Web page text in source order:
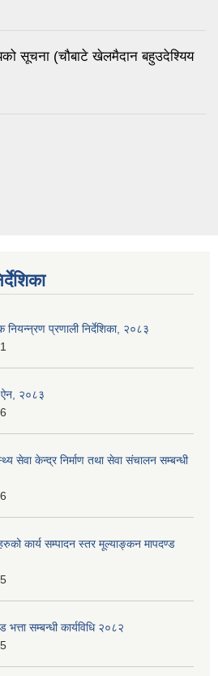
सूचना (चौबाटे खेलमैदान बहुउदेश्यिय
नियन्न्रण प्रणाली निर्देशिका, २०८३
ऐन, २०८३
सेवा केन्द्र निर्माण तथा सेवा संचालन सम्बन्धी
कार्य सम्पादन स्तर मूल्याङ्कन मापदण्ड
भत्ता सम्बन्धी कार्यविधि २०८२